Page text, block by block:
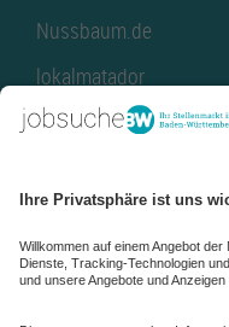
Nussbaum.de
lokalmatador
kaufinBW
NussbaumID
Nussbaum Medien